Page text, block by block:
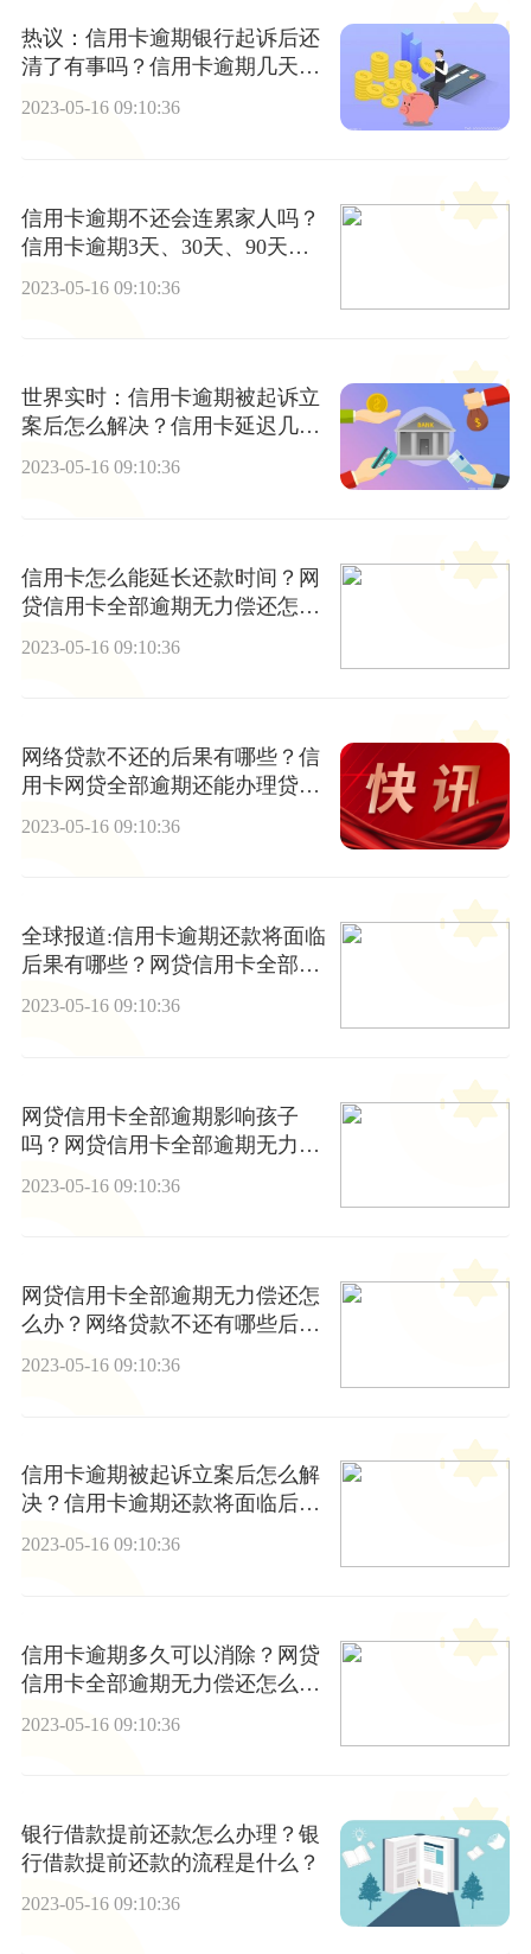
热议：信用卡逾期银行起诉后还
清了有事吗？信用卡逾期几天算
逾期？
2023-05-16 09:10:36
信用卡逾期不还会连累家人吗？
信用卡逾期3天、30天、90天有
2023-05-16 09:10:36
世界实时：信用卡逾期被起诉立
案后怎么解决？信用卡延迟几天
算逾期？
2023-05-16 09:10:36
信用卡怎么能延长还款时间？网
贷信用卡全部逾期无力偿还怎么
2023-05-16 09:10:36
网络贷款不还的后果有哪些？信
用卡网贷全部逾期还能办理贷款
2023-05-16 09:10:36
全球报道:信用卡逾期还款将面临
后果有哪些？网贷信用卡全部逾
期无力偿还怎么办？
2023-05-16 09:10:36
网贷信用卡全部逾期影响孩子
吗？网贷信用卡全部逾期无力偿
2023-05-16 09:10:36
网贷信用卡全部逾期无力偿还怎
么办？网络贷款不还有哪些后
果？
2023-05-16 09:10:36
信用卡逾期被起诉立案后怎么解
决？信用卡逾期还款将面临后
果？_今日关注
2023-05-16 09:10:36
信用卡逾期多久可以消除？网贷
信用卡全部逾期无力偿还怎么
2023-05-16 09:10:36
银行借款提前还款怎么办理？银
行借款提前还款的流程是什么？
2023-05-16 09:10:36